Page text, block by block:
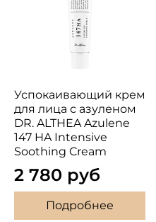
Успокаивающий крем
для лица с азуленом
DR. ALTHEA Azulene
147 HA Intensive
Soothing Cream
2 780 руб
Подробнее